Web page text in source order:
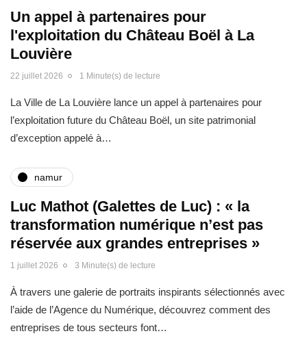
Un appel à partenaires pour
l'exploitation du Château Boël à La
Louvière
22 juillet 2026 1 Minute(s) de lecture
La Ville de La Louvière lance un appel à partenaires pour
l’exploitation future du Château Boël, un site patrimonial
d’exception appelé à…
namur
Luc Mathot (Galettes de Luc) : « la
transformation numérique n’est pas
réservée aux grandes entreprises »
1 juillet 2026 3 Minute(s) de lecture
À travers une galerie de portraits inspirants sélectionnés avec
l’aide de l’Agence du Numérique, découvrez comment des
entreprises de tous secteurs font…